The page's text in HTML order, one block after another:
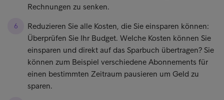
Rechnungen zu senken.
Reduzieren Sie alle Kosten, die Sie einsparen können:
Überprüfen Sie Ihr Budget. Welche Kosten können Sie
einsparen und direkt auf das Sparbuch übertragen? Sie
können zum Beispiel verschiedene Abonnements für
einen bestimmten Zeitraum pausieren um Geld zu
sparen.